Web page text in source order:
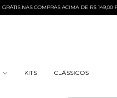
NAS COMPRAS ACIMA DE R$ 149,00
KITS CLÁSSICOS